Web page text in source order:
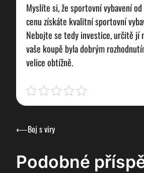
Myslíte si, že sportovní vybavení
cenu získáte kvalitní sportovní
Nebojte se tedy investice, určitě jí
vaše koupě byla dobrým
velice obtížně.
Navigace
příspěvek
⟵Boj s viry
Podobné